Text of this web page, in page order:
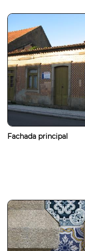
Fachada principal